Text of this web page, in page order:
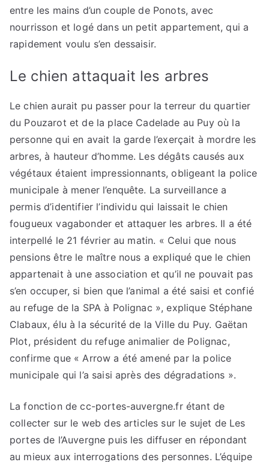
entre les mains d’un couple de Ponots, avec
nourrisson et logé dans un petit appartement, qui a
rapidement voulu s’en dessaisir.
Le chien attaquait les arbres
Le chien aurait pu passer pour la terreur du quartier
du Pouzarot et de la place Cadelade au Puy où la
personne qui en avait la garde l’exerçait à mordre les
arbres, à hauteur d’homme. Les dégâts causés aux
végétaux étaient impressionnants, obligeant la police
municipale à mener l’enquête. La surveillance a
permis d’identifier l’individu qui laissait le chien
fougueux vagabonder et attaquer les arbres. Il a été
interpellé le 21 février au matin. « Celui que nous
pensions être le maître nous a expliqué que le chien
appartenait à une association et qu’il ne pouvait pas
s’en occuper, si bien que l’animal a été saisi et confié
au refuge de la SPA à Polignac », explique Stéphane
Clabaux, élu à la sécurité de la Ville du Puy. Gaëtan
Plot, président du refuge animalier de Polignac,
confirme que « Arrow a été amené par la police
municipale qui l’a saisi après des dégradations ».
La fonction de cc-portes-auvergne.fr étant de
collecter sur le web des articles sur le sujet de Les
portes de l’Auvergne puis les diffuser en répondant
au mieux aux interrogations des personnes. L’équipe